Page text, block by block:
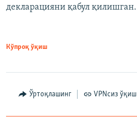
декларацияни қабул қилишган.
Кўпроқ ўқиш
Ўртоқлашинг VPNсиз ўқиш